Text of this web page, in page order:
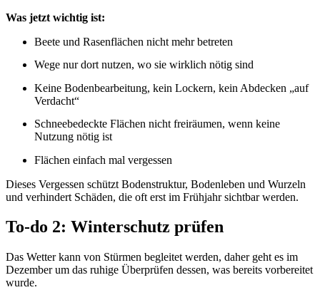
Was jetzt wichtig ist:
Beete und Rasenflächen nicht mehr betreten
Wege nur dort nutzen, wo sie wirklich nötig sind
Keine Bodenbearbeitung, kein Lockern, kein Abdecken „auf
Verdacht“
Schneebedeckte Flächen nicht freiräumen, wenn keine
Nutzung nötig ist
Flächen einfach mal vergessen
Dieses Vergessen schützt Bodenstruktur, Bodenleben und Wurzeln
und verhindert Schäden, die oft erst im Frühjahr sichtbar werden.
To-do 2: Winterschutz prüfen
Das Wetter kann von Stürmen begleitet werden, daher geht es im
Dezember um das ruhige Überprüfen dessen, was bereits vorbereitet
wurde.